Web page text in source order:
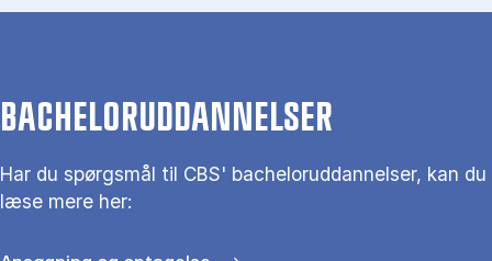
BACHELORUDDANNELSER
Har du spørgsmål til CBS' bacheloruddannelser, kan du
læse mere her: